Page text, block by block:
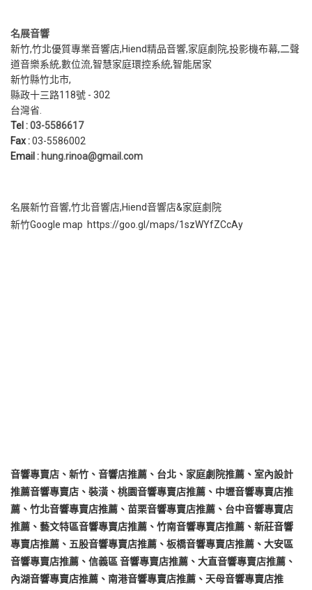
名展音響
新竹,竹北優質專業音響店,Hiend精品音響,家庭劇院,投影機布幕,二聲
道音樂系統,數位流,智慧家庭環控系統,智能居家
新竹縣竹北市,
縣政十三路118號 - 302
台灣省
Tel :03-5586617
Fax :03-5586002
Email : hung.rinoa@gmail.com
名展新竹音響,竹北音響店,Hiend音響店&家庭劇院
新竹Google map https://goo.gl/maps/1szWYfZCcAy
音響專賣店、新竹、音響店推薦、台北、家庭劇院推薦、室內設計
推薦音響專賣店、裝潢、桃園音響專賣店推薦、中壢音響專賣店推
薦、竹北音響專賣店推薦、苗栗音響專賣店推薦、台中音響專賣店
推薦、藝文特區音響專賣店推薦、竹南音響專賣店推薦、新莊音響
專賣店推薦、五股音響專賣店推薦、板橋音響專賣店推薦、大安區
音響專賣店推薦、信義區 音響專賣店推薦、大直音響專賣店推薦、
內湖音響專賣店推薦、南港音響專賣店推薦、天母音響專賣店推